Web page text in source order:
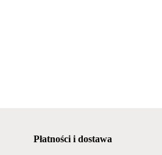
Płatności i dostawa